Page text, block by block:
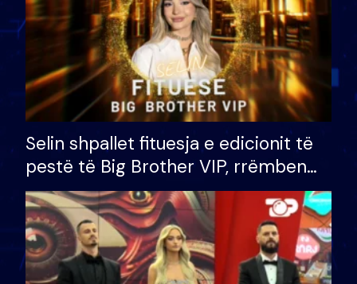
Selin shpallet fituesja e edicionit të
pestë të Big Brother VIP, rrëmben
çmimin e madh prej 100 mijë eurosh